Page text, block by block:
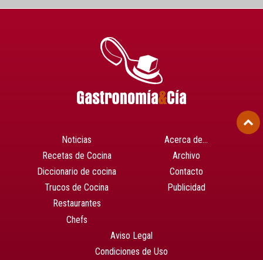
Noticias
Recetas de Cocina
Diccionario de cocina
Trucos de Cocina
Restaurantes
Chefs
Acerca de…
Archivo
Contacto
Publicidad
Aviso Legal
Condiciones de Uso